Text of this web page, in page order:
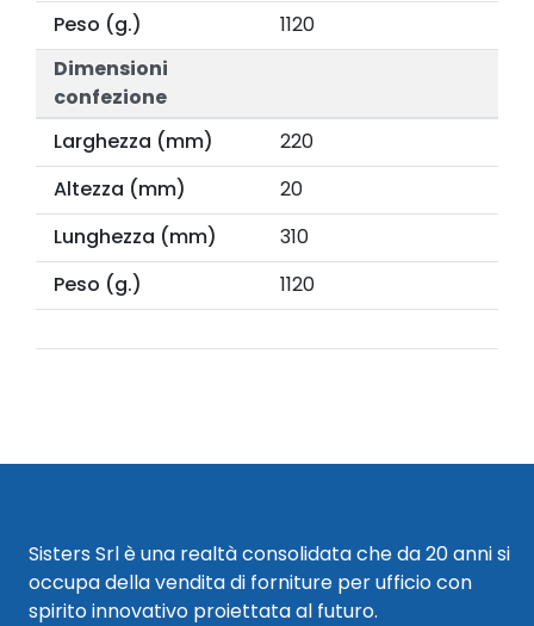
Peso (g.)
1120
Dimensioni
confezione
Larghezza (mm)
220
Altezza (mm)
20
Lunghezza (mm)
310
Peso (g.)
1120
Sisters Srl è una realtà consolidata che da 20 anni si
occupa della vendita di forniture per ufficio con
spirito innovativo proiettata al futuro.